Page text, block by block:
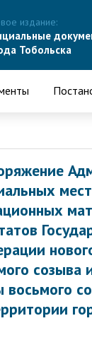
издание:
Тобольска
созыва